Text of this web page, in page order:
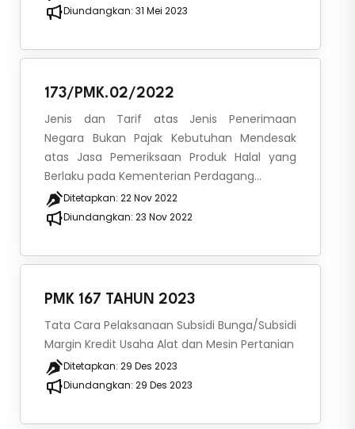
Diundangkan: 31 Mei 2023
173/PMK.02/2022
Jenis dan Tarif atas Jenis Penerimaan
Negara Bukan Pajak Kebutuhan Mendesak
atas Jasa Pemeriksaan Produk Halal yang
Berlaku pada Kementerian Perdagang...
Ditetapkan: 22 Nov 2022
Diundangkan: 23 Nov 2022
PMK 167 TAHUN 2023
Tata Cara Pelaksanaan Subsidi Bunga/Subsidi
Margin Kredit Usaha Alat dan Mesin Pertanian
Ditetapkan: 29 Des 2023
Diundangkan: 29 Des 2023